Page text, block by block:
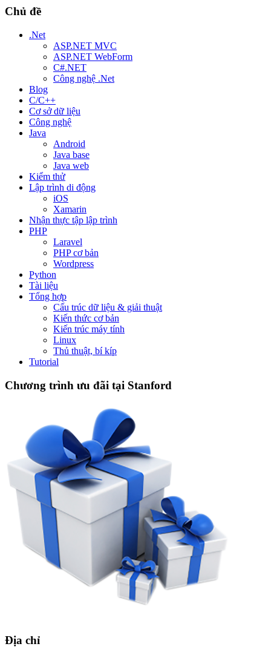
Chủ đề
.Net
ASP.NET MVC
ASP.NET WebForm
C#.NET
Công nghệ .Net
Blog
C/C++
Cơ sở dữ liệu
Công nghệ
Java
Android
Java base
Java web
Kiểm thử
Lập trình di động
iOS
Xamarin
Nhận thực tập lập trình
PHP
Laravel
PHP cơ bản
Wordpress
Python
Tài liệu
Tổng hợp
Cấu trúc dữ liệu & giải thuật
Kiến thức cơ bản
Kiến trúc máy tính
Linux
Thủ thuật, bí kíp
Tutorial
Chương trình ưu đãi tại Stanford
Địa chỉ